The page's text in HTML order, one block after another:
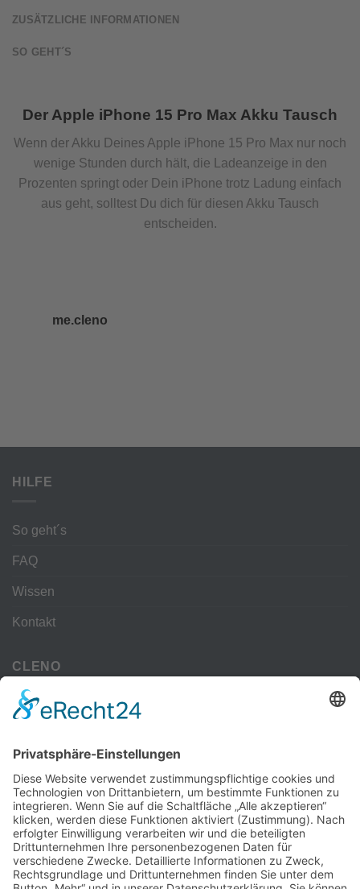
ZUSÄTZLICHE INFORMATIONEN
SO GEHT´S
Der Apple iPhone 15 Pro Max Akku Tausch
Wenn der Akku Deines Apple iPhone 15 Pro Max nur noch
wenige Stunden durch hält, die Ladeanzeige in den
Prozenten springt oder Dein iPhone trotz Ladung einfach
aus geht, solltest Du dich für diesen Akku Tausch
entscheiden.
me.cleno
HILFE
So geht´s
FAQ
Wissen
Kontakt
CLENO
Alle Vorteile
kostenloser Versand
Deine Zahlmöglichkeiten
MEHR
Alte iPhone Modelle